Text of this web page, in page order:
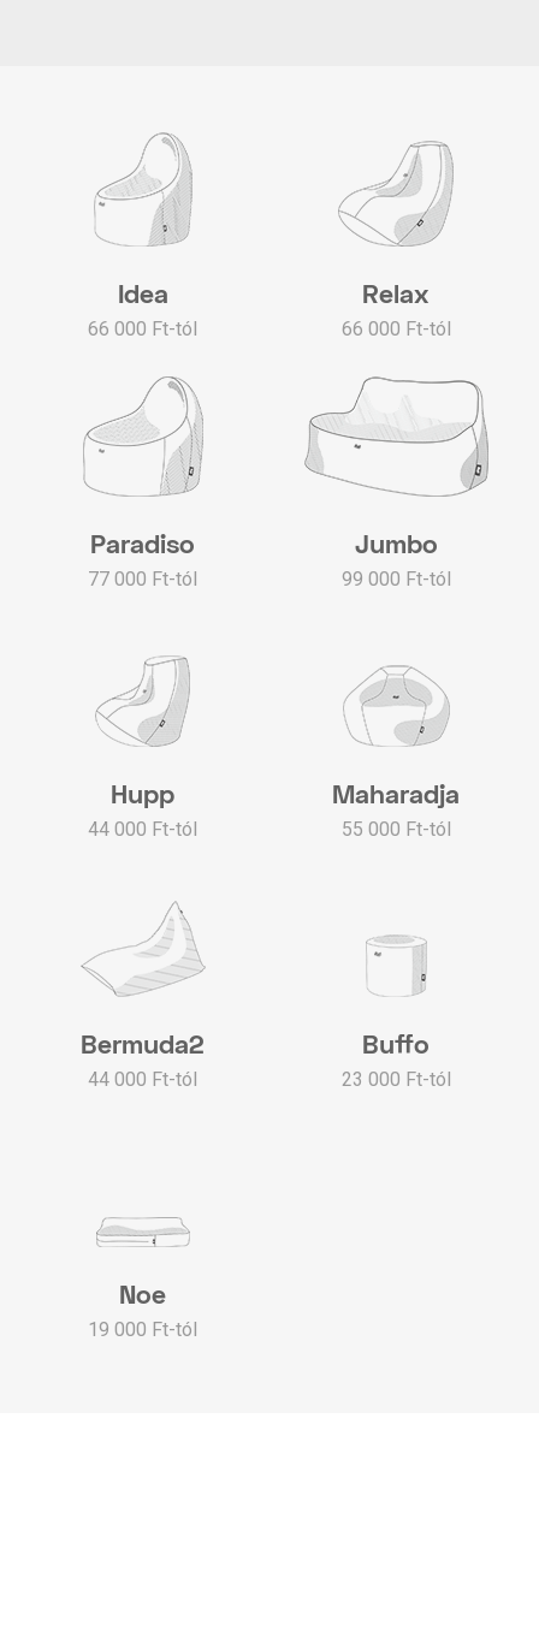
Idea
66 000 Ft-tól
Relax
66 000 Ft-tól
Paradiso
77 000 Ft-tól
Jumbo
99 000 Ft-tól
Hupp
44 000 Ft-tól
Maharadja
55 000 Ft-tól
Bermuda2
44 000 Ft-tól
Buffo
23 000 Ft-tól
Noe
19 000 Ft-tól